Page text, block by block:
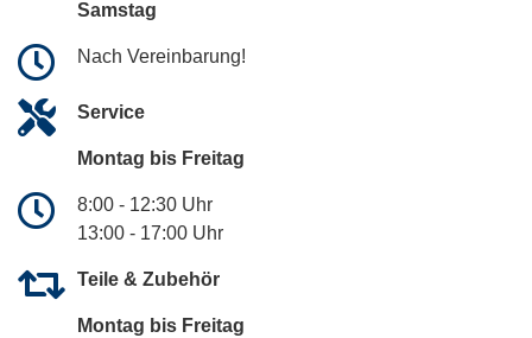
Samstag
Nach Vereinbarung!
Service
Montag bis Freitag
8:00 - 12:30 Uhr
13:00 - 17:00 Uhr
Teile & Zubehör
Montag bis Freitag